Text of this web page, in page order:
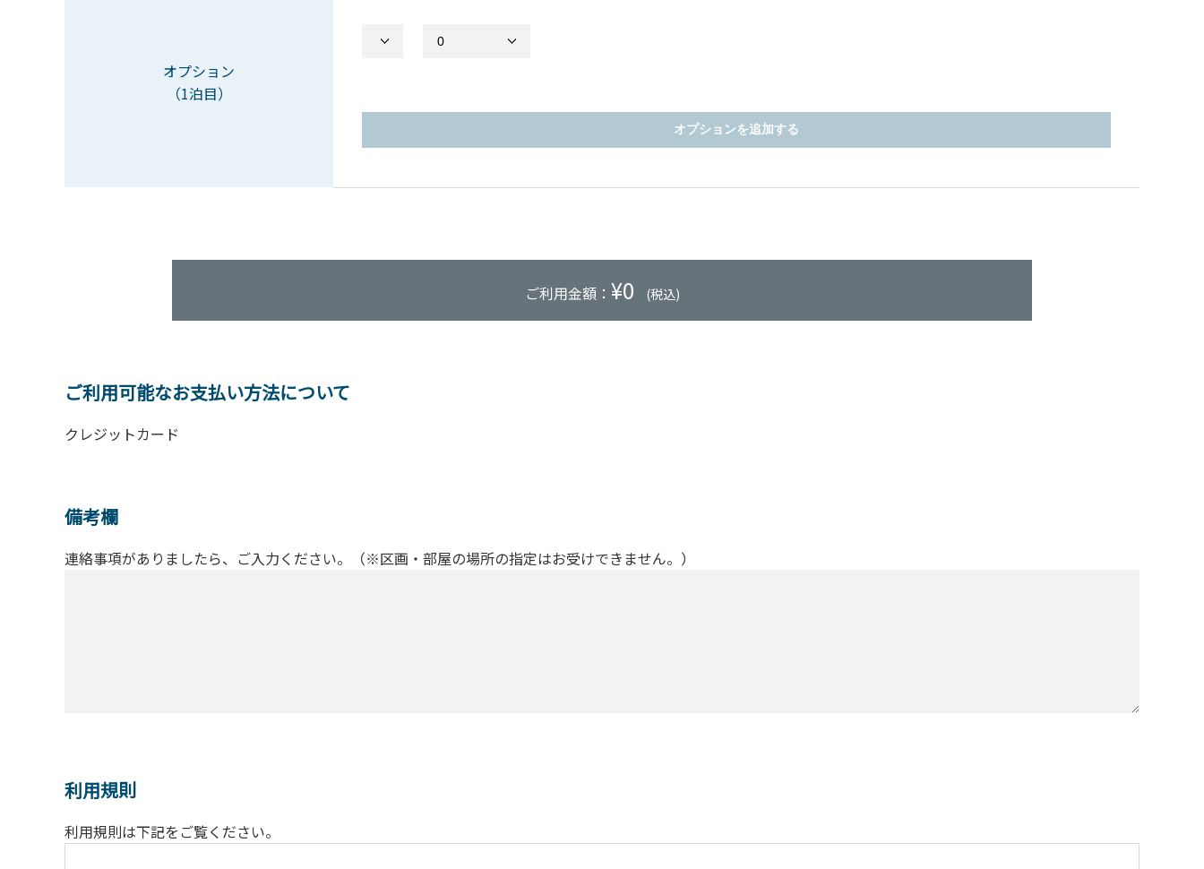
オプション
（1泊目）
オプションを追加する
ご利用金額： ¥0 (税込)
ご利用可能なお支払い方法について
クレジットカード
備考欄
連絡事項がありましたら、ご入力ください。（※区画・部屋の場所の指定はお受けできません。）
利用規則
利用規則は下記をご覧ください。